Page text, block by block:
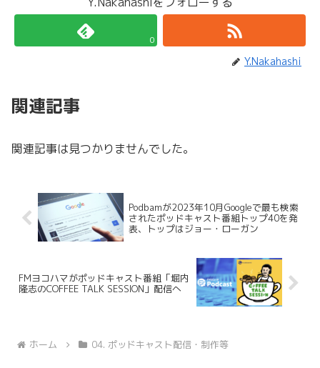
0
Y.Nakahashi
関連記事
関連記事は見つかりませんでした。
Podbamが2023年10月Googleで最も検索
されたポッドキャスト番組トップ40を発
表、トップはジョー・ローガン
FMヨコハマがポッドキャスト番組「堀内
隆志のCOFFEE TALK SESSION」配信へ
ホーム 04. ポッドキャスト配信・制作等